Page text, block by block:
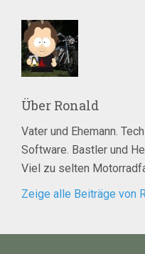
Über Ronald
Vater und Ehemann.
Software. Bastler und
Viel zu selten
Zeige alle Beiträge von